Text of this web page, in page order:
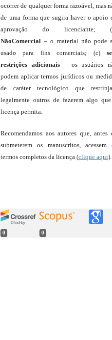
ocorrer de qualquer forma razoável, mas
de uma forma que sugira haver o apoio
aprovação do licenciante;
NãoComercial – o material não pode
usado para fins comerciais; (c)
restrições adicionais– os usuários
podem aplicar termos jurídicos ou
de caráter tecnológico que
legalmente outros de fazerem algo
licença permita.
Recomendamos aos autores que, antes
submeterem os manuscritos, acessem
termos completos da licença (clique aqui).
0 0